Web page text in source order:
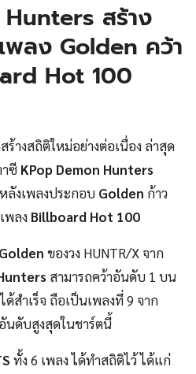
สร้าง
พลง Golden คว้า
Hot 100
ร้างสถิติใหม่อย่างต่อเนื่อง ล่าสุด
ซี KPop Demon Hunters
ลังเพลงประกอบ Golden ก้าว
พลง Billboard Hot 100
Golden ของวง HUNTR/X จาก
สามารถคว้าอันดับ 1 บน
ได้สำเร็จ ถือเป็นเพลงที่ 9 จาก
นดับสูงสุดในชาร์ตนี้
ทั้ง 6 เพลง ได้ทำสถิติไว้ ได้แก่